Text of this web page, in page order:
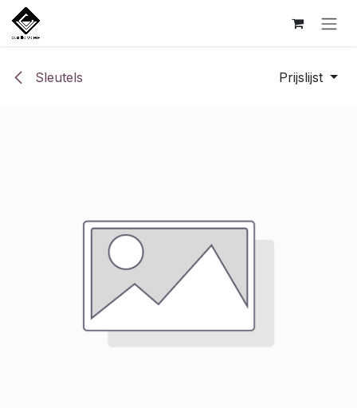
Overslaan naar inhoud
Sleutels Prijslijst